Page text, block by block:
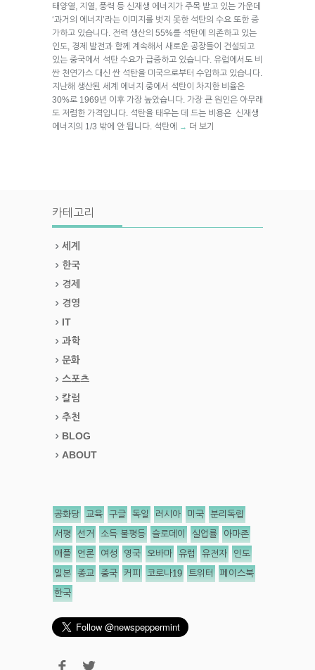
태양열, 지열, 풍력 등 신재생 에너지가 주목 받고 있는 가운데
‘과거의 에너지’라는 이미지를 벗지 못한 석탄의 수요 또한 증
가하고 있습니다. 전력 생산의 55%를 석탄에 의존하고 있는
인도, 경제 발전과 함께 계속해서 새로운 공장들이 건설되고
있는 중국에서 석탄 수요가 급증하고 있습니다. 유럽에서도 비
싼 천연가스 대신 싼 석탄을 미국으로부터 수입하고 있습니다.
지난해 생산된 세계 에너지 중에서 석탄이 차지한 비율은
30%로 1969년 이후 가장 높았습니다. 가장 큰 원인은 아무래
도 저렴한 가격입니다. 석탄을 태우는 데 드는 비용은 신재생
에너지의 1/3 밖에 안 됩니다. 석탄에
→ 더 보기
카테고리
세계
한국
경제
경영
IT
과학
문화
스포츠
칼럼
추천
BLOG
ABOUT
공화당 교육 구글 독일 러시아 미국 분리독립
서평 선거 소득 불평등 슬로데이 실업률 아마존
애플 언론 여성 영국 오바마 유럽 유전자 인도
일본 종교 중국 커피 코로나19 트위터 페이스북
한국